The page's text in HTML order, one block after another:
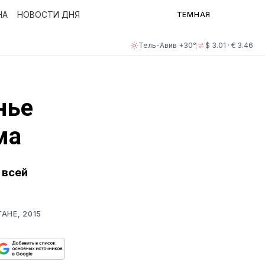
Тель-Авив +30° $ 3.01 · € 3.46
НОВОСТИ ДНЯ ТЕМНАЯ
2015